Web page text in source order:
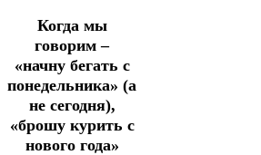
Когда мы
говорим –
«начну бегать с
понедельника» (а
не сегодня),
«брошу курить с
нового года»